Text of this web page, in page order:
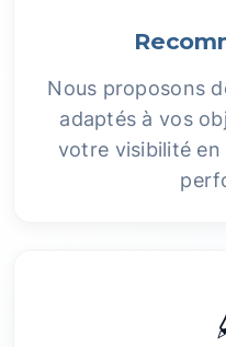
Nous proposons
adaptés à vos
votre visibilité